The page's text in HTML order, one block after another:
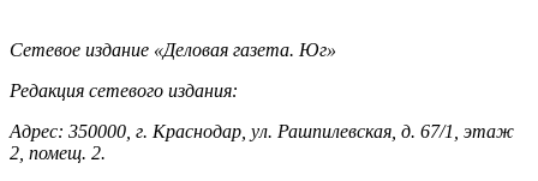
Контакты
Сетевое издание «Деловая газета. Юг»
Редакция сетевого издания:
Адрес: 350000, г. Краснодар, ул. Рашпилевская, д. 67/1, этаж
2, помещ. 2.